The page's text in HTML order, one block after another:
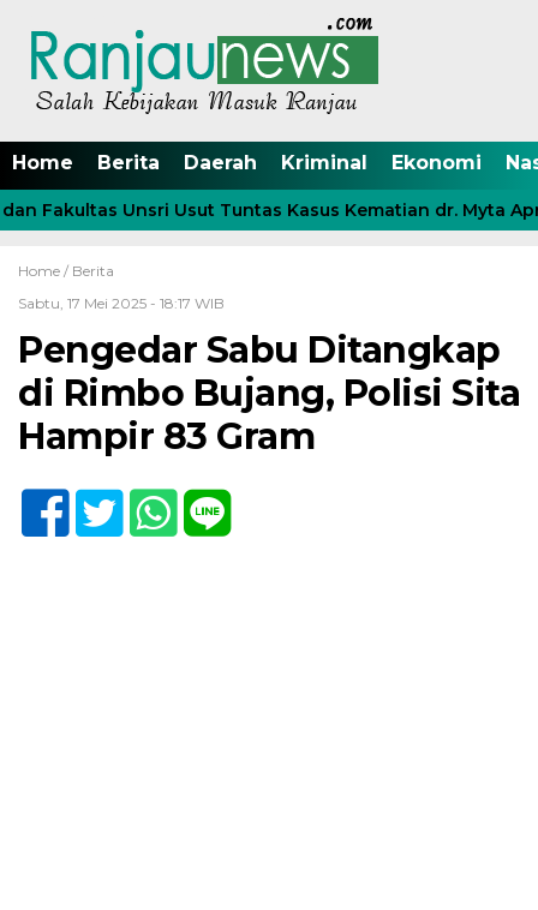
Home Berita Daerah Kriminal Ekonomi
Fakultas Unsri Usut Tuntas Kasus Kematian dr. Myta
Home / Berita
Sabtu, 17 Mei 2025 - 18:17 WIB
Pengedar Sabu Ditangkap
di Rimbo Bujang, Polisi Sita
Hampir 83 Gram